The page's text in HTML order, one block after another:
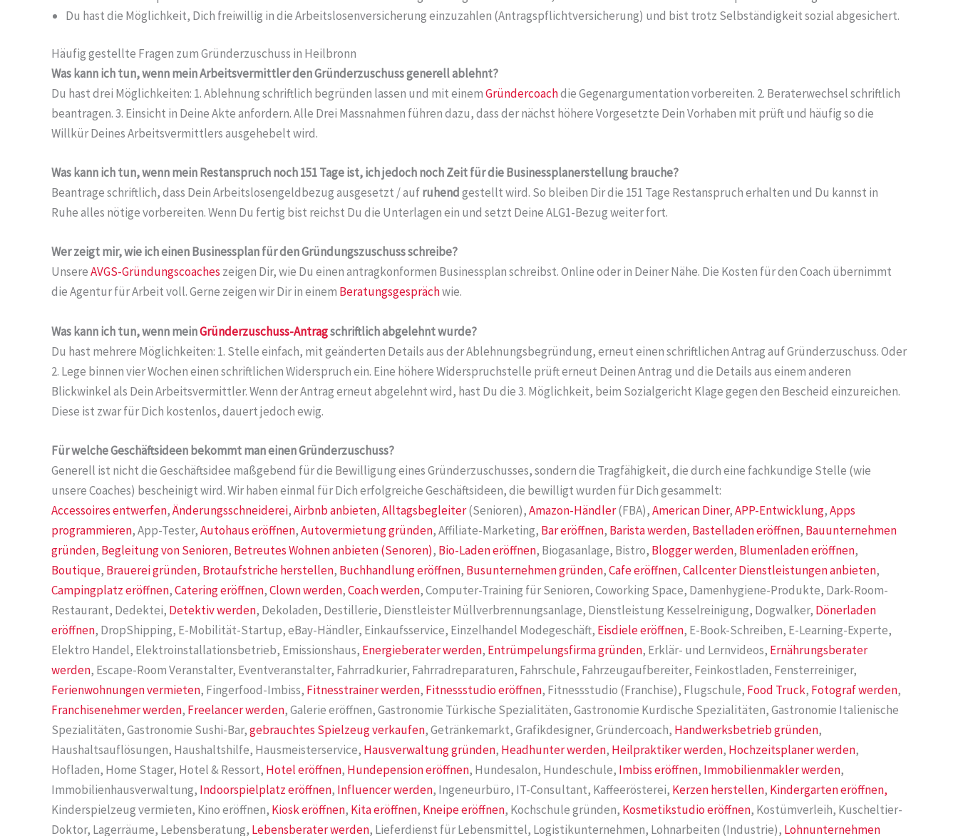
Du hast die Möglichkeit, Dich freiwillig in die Arbeitslosenversicherung einzuzahlen (Antragspflichtversicherung) und bist trotz Selbständigkeit sozial abgesichert.
Häufig gestellte Fragen zum Gründerzuschuss in Heilbronn
Was kann ich tun, wenn mein Arbeitsvermittler den Gründerzuschuss generell ablehnt?
Du hast drei Möglichkeiten: 1. Ablehnung schriftlich begründen lassen und mit einemGründercoachdie Gegenargumentation vorbereiten. 2. Beraterwechsel schriftlich
beantragen. 3. Einsicht in Deine Akte anfordern. Alle Drei Massnahmen führen dazu, dass der nächst höhere Vorgesetzte Dein Vorhaben mit prüft und häufig so die
Willkür Deines Arbeitsvermittlers ausgehebelt wird.
Was kann ich tun, wenn mein Restanspruch noch 151 Tage ist, ich jedoch noch Zeit für die Businessplanerstellung brauche?
Beantrage schriftlich, dass Dein Arbeitslosengeldbezug ausgesetzt / aufruhendgestellt wird. So bleiben Dir die 151 Tage Restanspruch erhalten und Du kannst in
Ruhe alles nötige vorbereiten. Wenn Du fertig bist reichst Du die Unterlagen ein und setzt Deine ALG1-Bezug weiter fort.
Wer zeigt mir, wie ich einen Businessplan für den Gründungszuschuss schreibe?
UnsereAVGS-Gründungscoaches zeigen Dir, wie Du einen antragkonformen Businessplan schreibst. Online oder in Deiner Nähe. Die Kosten für den Coach übernimmt
die Agentur für Arbeit voll. Gerne zeigen wir Dir in einem Beratungsgesprächwie.
Was kann ich tun, wenn meinGründerzuschuss-Antragschriftlich abgelehnt wurde?
Du hast mehrere Möglichkeiten: 1. Stelle einfach, mit geänderten Details aus der Ablehnungsbegründung, erneut einen schriftlichen Antrag auf Gründerzuschuss. Oder
2. Lege binnen vier Wochen einen schriftlichen Widerspruch ein. Eine höhere Widerspruchstelle prüft erneut Deinen Antrag und die Details aus einem anderen
Blickwinkel als Dein Arbeitsvermittler. Wenn der Antrag erneut abgelehnt wird, hast Du die 3. Möglichkeit, beim Sozialgericht Klage gegen den Bescheid einzureichen.
Diese ist zwar für Dich kostenlos, dauert jedoch ewig.
Für welche Geschäftsideen bekommt man einen Gründerzuschuss?
Generell ist nicht die Geschäftsidee maßgebend für die Bewilligung eines Gründerzuschusses, sondern die Tragfähigkeit, die durch eine fachkundige Stelle (wie
unsere Coaches) bescheinigt wird. Wir haben einmal für Dich erfolgreiche Geschäftsideen, die bewilligt wurden für Dich gesammelt:
Accessoires entwerfen,Änderungsschneiderei,Airbnb anbieten,Alltagsbegleiter(Senioren),Amazon-Händler(FBA),American Diner,APP-Entwicklung,Apps
programmieren, App-Tester,Autohaus eröffnen,Autovermietung gründen, Affiliate-Marketing, Bar eröffnen, Barista werden, Bastelladen eröffnen, Bauunternehmen
gründen, Begleitung von Senioren, Betreutes Wohnen anbieten (Senoren), Bio-Laden eröffnen, Biogasanlage, Bistro, Blogger werden, Blumenladen eröffnen,
Boutique, Brauerei gründen, Brotaufstriche herstellen, Buchhandlung eröffnen, Busunternehmen gründen,Cafe eröffnen,Callcenter Dienstleistungen anbieten,
Campingplatz eröffnen,Catering eröffnen,Clown werden,Coach werden, Computer-Training für Senioren, Coworking Space, Damenhygiene-Produkte, Dark-Room-
Restaurant, Dedektei, Detektiv werden, Dekoladen, Destillerie, Dienstleister Müllverbrennungsanlage, Dienstleistung Kesselreinigung, Dogwalker, Dönerladen
eröffnen, DropShipping, E-Mobilität-Startup, eBay-Händler, Einkaufsservice, Einzelhandel Modegeschäft, Eisdiele eröffnen, E-Book-Schreiben, E-Learning-Experte,
Elektro Handel, Elektroinstallationsbetrieb, Emissionshaus, Energieberater werden, Entrümpelungsfirma gründen, Erklär- und Lernvideos, Ernährungsberater
werden, Escape-Room Veranstalter, Eventveranstalter, Fahrradkurier, Fahrradreparaturen, Fahrschule, Fahrzeugaufbereiter, Feinkostladen, Fensterreiniger,
Ferienwohnungen vermieten, Fingerfood-Imbiss, Fitnesstrainer werden, Fitnessstudio eröffnen, Fitnessstudio (Franchise), Flugschule, Food Truck, Fotograf werden,
Franchisenehmer werden, Freelancer werden, Galerie eröffnen, Gastronomie Türkische Spezialitäten, Gastronomie Kurdische Spezialitäten, Gastronomie Italienische
Spezialitäten, Gastronomie Sushi-Bar,gebrauchtes Spielzeug verkaufen, Getränkemarkt, Grafikdesigner, Gründercoach, Handwerksbetrieb gründen,
Haushaltsauflösungen, Haushaltshilfe, Hausmeisterservice, Hausverwaltung gründen, Headhunter werden, Heilpraktiker werden, Hochzeitsplaner werden,
Hofladen, Home Stager, Hotel & Ressort, Hotel eröffnen, Hundepension eröffnen, Hundesalon, Hundeschule, Imbiss eröffnen, Immobilienmakler werden,
Immobilienhausverwaltung, Indoorspielplatz eröffnen, Influencer werden, Ingeneurbüro, IT-Consultant, Kaffeerösterei, Kerzen herstellen, Kindergarten eröffnen,
Kinderspielzeug vermieten, Kino eröffnen, Kiosk eröffnen, Kita eröffnen, Kneipe eröffnen, Kochschule gründen, Kosmetikstudio eröffnen, Kostümverleih, Kuscheltier-
Doktor, Lagerräume, Lebensberatung, Lebensberater werden, Lieferdienst für Lebensmittel, Logistikunternehmen, Lohnarbeiten (Industrie), Lohnunternehmen